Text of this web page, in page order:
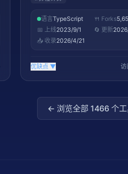
语言TypeScript 🍴 Forks
📅 上线2023/9/1 🔄 更新
📥 收录2026/4/21
优缺点 ▼ 访
← 浏览全部 1466个工